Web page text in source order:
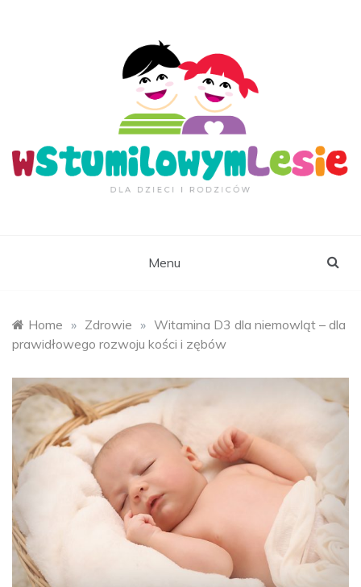
Menu
Home » Zdrowie » Witamina D3 dla niemowląt – dla
prawidłowego rozwoju kości i zębów